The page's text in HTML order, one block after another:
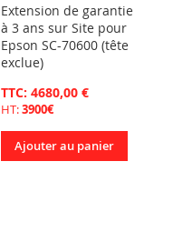
Extension de garantie
à 3 ans sur Site pour
Epson SC-70600 (tête
exclue)
TTC: 4680,00 €
HT:3900€
Ajouter au panier